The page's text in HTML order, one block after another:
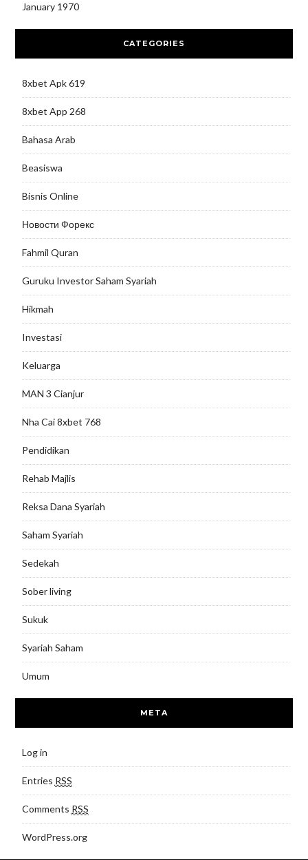
January 1970
CATEGORIES
8xbet Apk 619
8xbet App 268
Bahasa Arab
Beasiswa
Bisnis Online
Новости Форекс
Fahmil Quran
Guruku Investor Saham Syariah
Hikmah
Investasi
Keluarga
MAN 3 Cianjur
Nha Cai 8xbet 768
Pendidikan
Rehab Majlis
Reksa Dana Syariah
Saham Syariah
Sedekah
Sober living
Sukuk
Syariah Saham
Umum
META
Log in
Entries RSS
Comments RSS
WordPress.org